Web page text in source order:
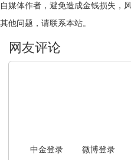
自媒体作者，避免造成金钱损失，
其他问题，请联系本站。
中金登录 微博登录